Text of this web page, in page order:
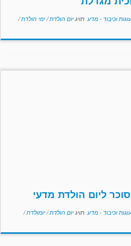
עוגות וכיבוד - מדע תויגיום הולדת/ימי הולדת/
ליום הולדת מדעי
עוגות וכיבוד - מדע תויגיום הולדת/יומולדת/